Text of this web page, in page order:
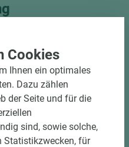
und Räume.
Cookies
Ihnen ein optimales
Dazu zählen
der Seite und für die
sind, sowie solche,
Statistikzwecken, für